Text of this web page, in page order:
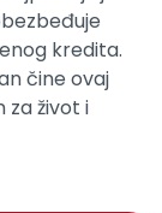
kredita.
čine ovaj
život i